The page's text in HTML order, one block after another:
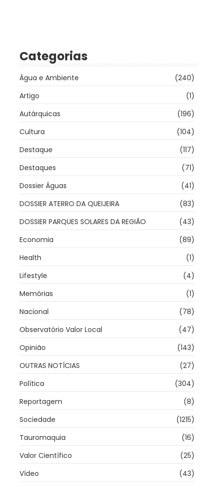
Categorias
Água e Ambiente
(240)
Artigo
(1)
Autárquicas
(196)
Cultura
(104)
Destaque
(117)
Destaques
(71)
Dossier Águas
(41)
DOSSIER ATERRO DA QUEIJEIRA
(83)
DOSSIER PARQUES SOLARES DA REGIÃO
(43)
Economia
(89)
Health
(1)
Lifestyle
(4)
Memórias
(1)
Nacional
(78)
Observatório Valor Local
(47)
Opinião
(143)
OUTRAS NOTÍCIAS
(27)
Política
(304)
Reportagem
(8)
Sociedade
(1215)
Tauromaquia
(16)
Valor Científico
(25)
Vídeo
(43)